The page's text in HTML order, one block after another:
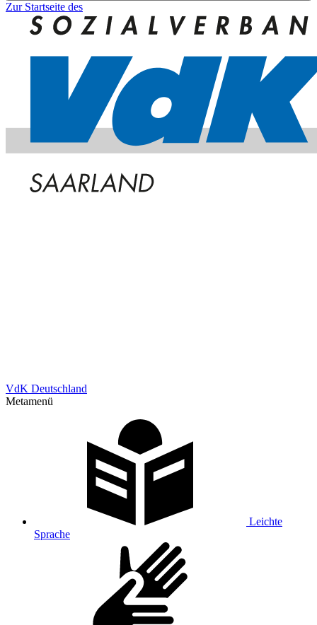
Zur Startseite des
VdK Deutschland
Metamenü
Leichte
Sprache